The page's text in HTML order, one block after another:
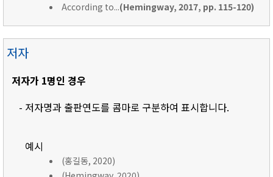
According to...(Hemingway, 2017, pp. 115-120)
저자
저자가 1명인 경우
- 저자명과 출판연도를 콤마로 구분하여 표시합니다.
예시
(홍길동, 2020)